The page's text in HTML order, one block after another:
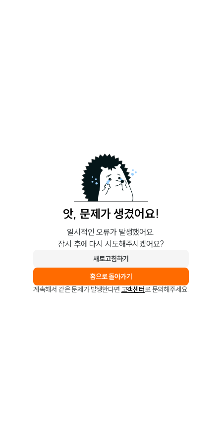
앗, 문제가 생겼어요!
일시적인 오류가 발생했어요.
잠시 후에 다시 시도해주시겠어요?
새로고침하기
홈으로 돌아가기
계속해서 같은 문제가 발생한다면 고객센터로 문의해주세요.